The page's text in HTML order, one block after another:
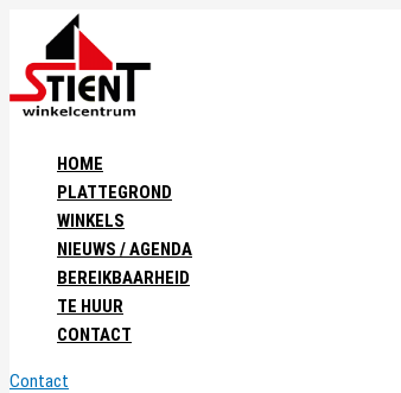
inhoud
HOME
PLATTEGROND
WINKELS
NIEUWS / AGENDA
BEREIKBAARHEID
TE HUUR
CONTACT
Contact